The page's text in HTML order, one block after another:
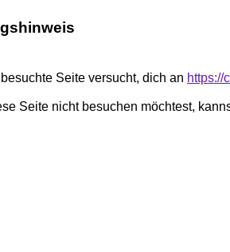
Seite versucht, dich an https://
Seite nicht besuchen möchtest,